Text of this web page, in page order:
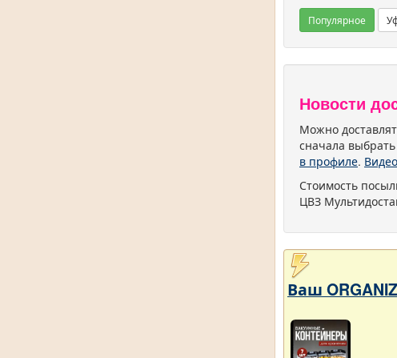
Популярное
Новости
Можно
сначала
в профиле.
Стоимость
ЦВЗ
Ваш